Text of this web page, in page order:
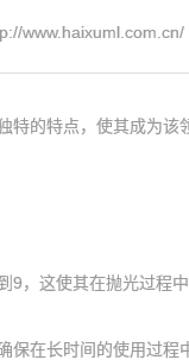
www.haixuml.com.cn/
特的特点，使其成为该
这使其在抛光过程中
长时间的使用过程